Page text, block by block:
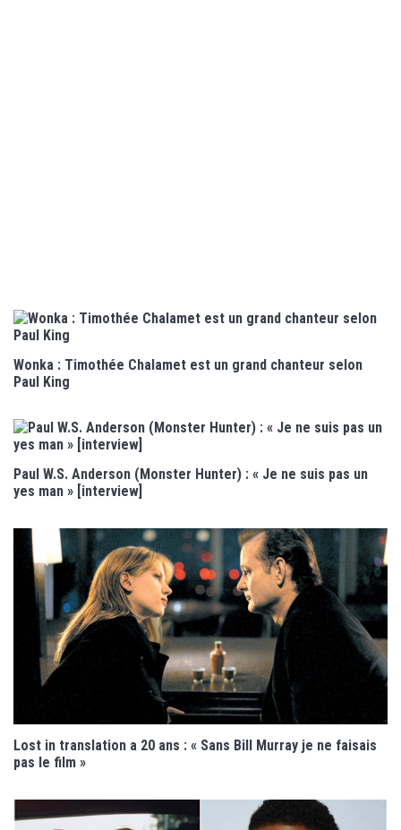
Wonka : Timothée Chalamet est un grand chanteur selon
Paul King
Paul W.S. Anderson (Monster Hunter) : « Je ne suis pas un
yes man » [interview]
Lost in translation a 20 ans : « Sans Bill Murray je ne faisais
pas le film »